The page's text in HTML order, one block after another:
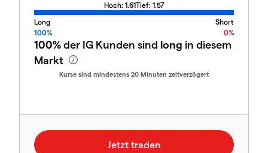
Hoch: 1.61Tief: 1.57
Long
Short
100%
0%
100%der IG Kunden sind long in diesem
Markt
Kurse sind mindestens 20 Minuten zeitverzögert